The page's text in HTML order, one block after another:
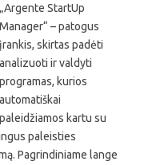
„Argente StartUp
Manager“ – patogus
įrankis, skirtas padėti
analizuoti ir valdyti
programas, kurios
automatiškai
paleidžiamos kartu su
paleisties
Pagrindiniame lange